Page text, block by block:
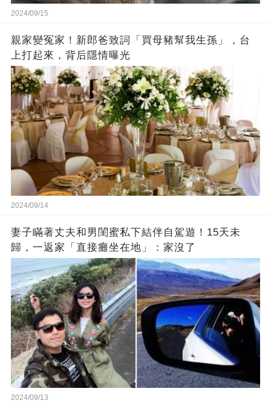
2024/09/15
親家變冤家！新郎爸致詞「買母豬幫我生孫」，台
上打起來，背后隱情曝光
2024/09/14
妻子瞞著丈夫和男閨蜜私下結伴自駕遊！15天未
歸，一返家「直接癱坐在地」：家沒了
2024/09/13